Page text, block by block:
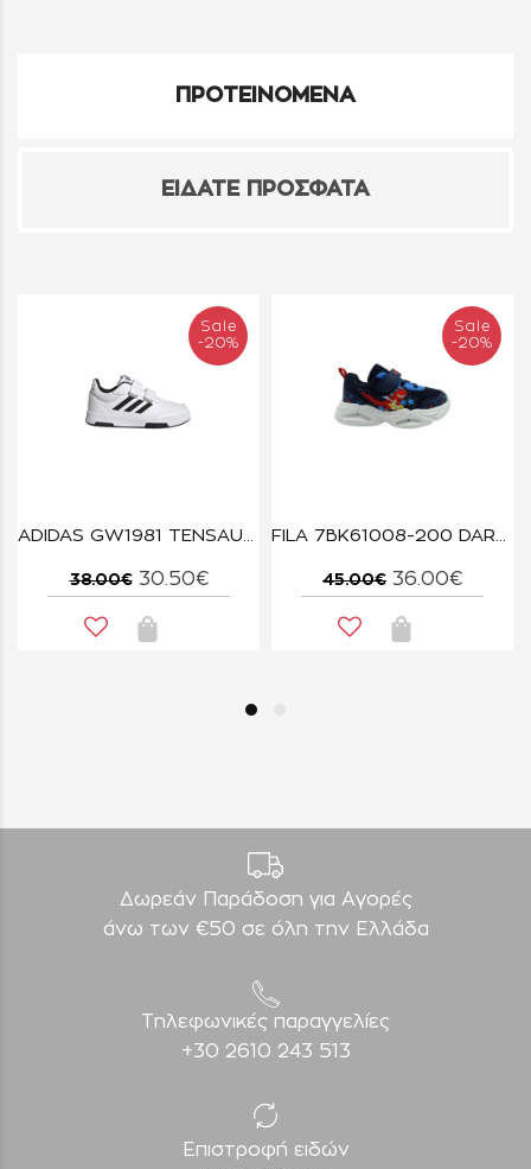
ΠΡΟΤΕΙΝΟΜΕΝΑ
ΕΙΔΑΤΕ ΠΡΟΣΦΑΤΑ
Sale
-20%
ADIDAS GW1981 TENSAUR SPORT 2.0 CF K
38.00€ 30.50€
Sale
-20%
FILA 7BK61008-200 DARK BLUE DINO VELCRO LIGHTS
45.00€ 36.00€
Δωρεάν Παράδοση για Aγορές
άνω των €50 σε όλη την Ελλάδα
Τηλεφωνικές παραγγελίες
+30 2610 243 513
Επιστροφή ειδών